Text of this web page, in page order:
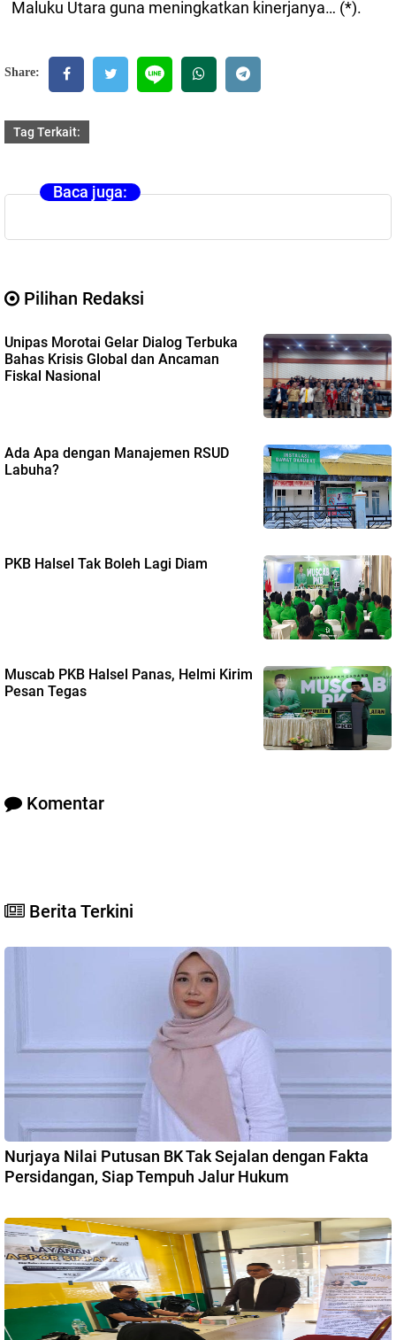
Maluku Utara guna meningkatkan kinerjanya… (*).
Share:
Tag Terkait:
Baca juga:
Pilihan Redaksi
Unipas Morotai Gelar Dialog Terbuka
Bahas Krisis Global dan Ancaman
Fiskal Nasional
Ada Apa dengan Manajemen RSUD
Labuha?
PKB Halsel Tak Boleh Lagi Diam
Muscab PKB Halsel Panas, Helmi Kirim
Pesan Tegas
Komentar
Berita Terkini
Nurjaya Nilai Putusan BK Tak Sejalan dengan Fakta
Persidangan, Siap Tempuh Jalur Hukum